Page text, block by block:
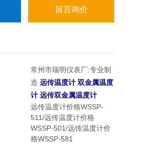
留言询价
常州市瑞明仪表厂:专业制
造 远传温度计 双金属温度
计 远传双金属温度计
远传温度计价格WSSP-
511/远传温度计价格
WSSP-501/远传温度计价
格WSSP-581